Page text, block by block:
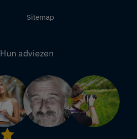
Sitemap
Hun adviezen